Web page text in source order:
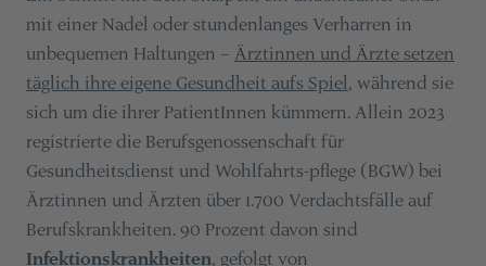
mit einer Nadel oder stundenlanges Verharren in
unbequemen Haltungen – Ärztinnen und Ärzte setzen
täglich ihre eigene Gesundheit aufs Spiel, während sie
sich um die ihrer PatientInnen kümmern. Allein 2023
registrierte die Berufsgenossenschaft für
Gesundheitsdienst und Wohlfahrts-pflege (BGW) bei
Ärztinnen und Ärzten über 1.700 Verdachtsfälle auf
Berufskrankheiten. 90 Prozent davon sind
Infektionskrankheiten, gefolgt von